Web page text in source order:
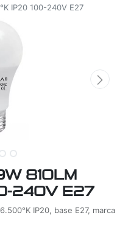
IP20 100-240V E27
810LM
240V E27
IP20, base E27, marca